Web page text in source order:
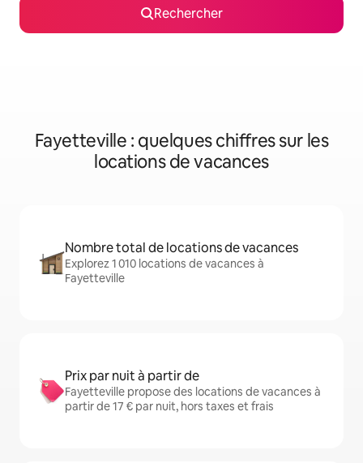
Rechercher
Fayetteville : quelques chiffres sur les
locations de vacances
Nombre total de locations de vacances
Explorez 1 010 locations de vacances à
Fayetteville
Prix par nuit à partir de
Fayetteville propose des locations de vacances à
partir de 17 € par nuit, hors taxes et frais